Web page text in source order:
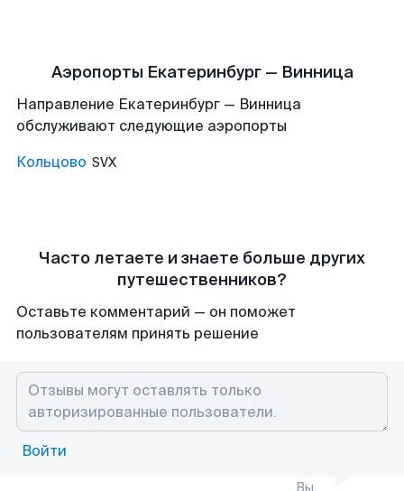
Аэропорты Екатеринбург — Винница
Направление Екатеринбург — Винница
обслуживают следующие аэропорты
Кольцово SVX
Часто летаете и знаете больше других
путешественников?
Оставьте комментарий — он поможет
пользователям принять решение
Войти
Вы